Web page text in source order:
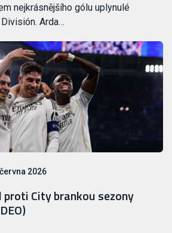
nejkrásnějšího gólu uplynulé
Arda…
2026
City brankou sezony